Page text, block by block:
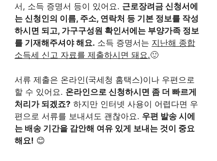
서, 소득 증명서 등이 있어요. 근로장려금 신청서에
는 신청인의 이름, 주소, 연락처 등 기본 정보를 작성
하시면 되고, 가구구성원 확인서에는 부양가족 정보
를 기재해주셔야 해요. 소득 증명서는 지난해 종합
소득세 신고 자료를 제출하시면 돼요.🙂
서류 제출은 온라인(국세청 홈택스)이나 우편으로
할 수 있어요. 온라인으로 신청하시면 좀 더 빠르게
처리가 되겠죠? 하지만 인터넷 사용이 어렵다면 우
편으로 서류를 보내셔도 괜찮아요. 우편 발송 시에
는 배송 기간을 감안해 여유 있게 보내는 것이 중요
해요! 😊